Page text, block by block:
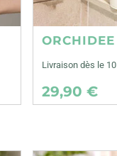
Livraison dès le
29,90 €